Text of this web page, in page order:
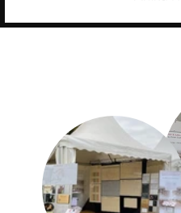
Name des Pferdes
Brandzeichen (ggf. mit
Ponys)